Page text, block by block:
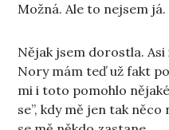
Možná. Ale to nejsem já.
Nějak jsem dorostla.
Nory mám teď už fakt
mi i toto pomohlo
se”, kdy mě jen tak